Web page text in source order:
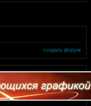
создать форум